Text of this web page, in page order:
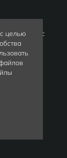
цельюиндекс
437(2)